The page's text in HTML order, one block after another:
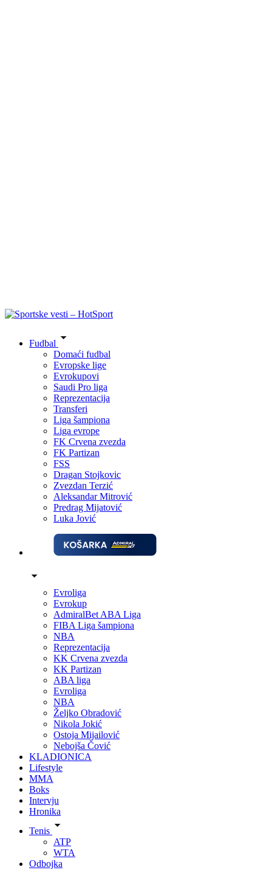
Fudbal
Domaći fudbal
Evropske lige
Evrokupovi
Saudi Pro liga
Reprezentacija
Transferi
Liga šampiona
Liga evrope
FK Crvena zvezda
FK Partizan
FSS
Dragan Stojkovic
Zvezdan Terzić
Aleksandar Mitrović
Predrag Mijatović
Luka Jović
Evroliga
Evrokup
AdmiralBet ABA Liga
FIBA Liga šampiona
NBA
Reprezentacija
KK Crvena zvezda
KK Partizan
ABA liga
Evroliga
NBA
Željko Obradović
Nikola Jokić
Ostoja Mijailović
Nebojša Čović
KLADIONICA
Lifestyle
MMA
Boks
Intervju
Hronika
Tenis
ATP
WTA
Odbojka